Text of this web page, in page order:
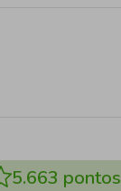
5.663 pontos